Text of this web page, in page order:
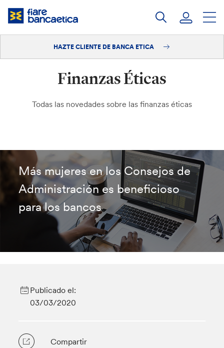
Saltar
HAZTE CLIENTE DE BANCA ETICA
Finanzas Éticas
Todas las novedades sobre las finanzas éticas
Más mujeres en los Consejos de
Administración es beneficioso
para los bancos
Publicado el:
03/03/2020
Compartir